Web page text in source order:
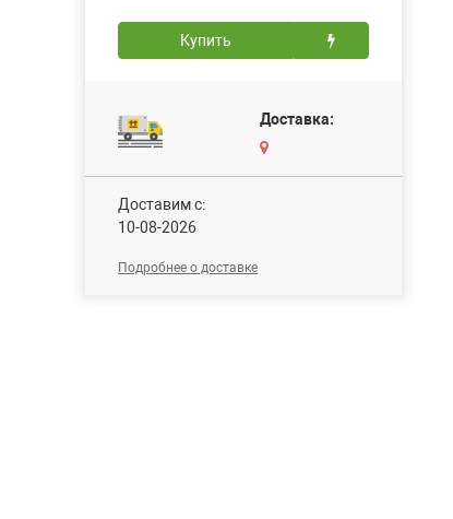
Купить
Доставка:
Доставим c:
10-08-2026
Подробнее о доставке